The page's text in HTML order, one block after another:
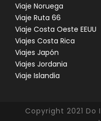
Viaje Noruega
Viaje Ruta 66
Viaje Costa Oeste EEUU
Viajes Costa Rica
Viajes Japón
Viajes Jordania
Viaje Islandia
Copyright 2021 Do